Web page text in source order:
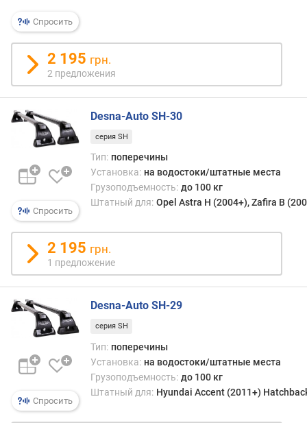
в
с
(
с
м
)
е
с
(
к
г
)
д
л
и
а
п
Спросить
2 195 грн.
2 предложения
Спросить
Desna-Auto SH-30
серия SH
Тип: поперечины
Установка: на водостоки/штатные места
Грузоподъемность: до 100 кг
Штатный для: Opel Astra H (2004+), Zafira В
2 195 грн.
1 предложение
Спросить
Desna-Auto SH-29
серия SH
Тип: поперечины
Установка: на водостоки/штатные места
Грузоподъемность: до 100 кг
Штатный для: Hyundai Accent (2011+)